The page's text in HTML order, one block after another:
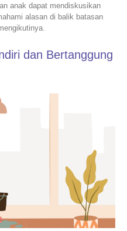
anak dapat mendiskusikan
alasan di balik batasan
dan Bertanggung